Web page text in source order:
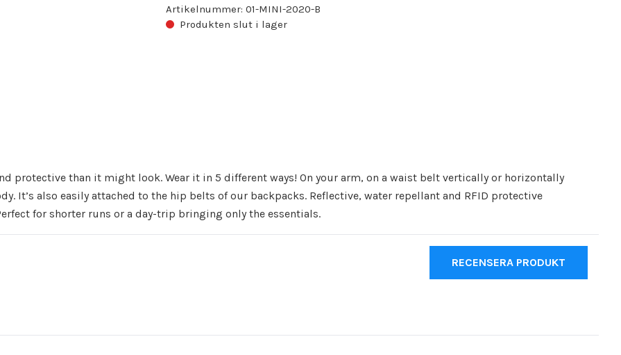
Artikelnummer: 01-MINI-2020-B
Produkten slut i lager
protective than it might look. Wear it in 5 different ways! On your arm, on a waist belt vertically or horizontally
It’s also easily attached to the hip belts of our backpacks. Reflective, water repellant and RFID protective
for shorter runs or a day-trip bringing only the essentials.
RECENSERA PRODUKT